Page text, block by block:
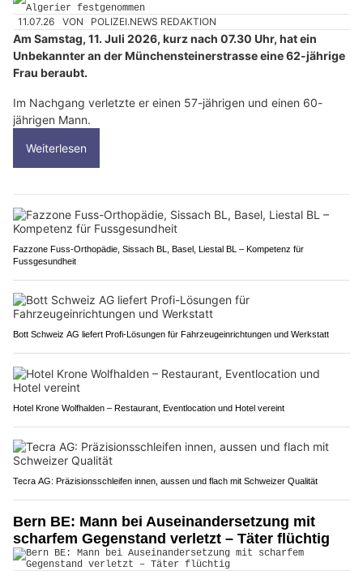
11.07.26 VON POLIZEI.NEWS REDAKTION
Am Samstag, 11. Juli 2026, kurz nach 07.30 Uhr, hat ein
Unbekannter an der Münchensteinerstrasse eine 62-jährige
Frau beraubt.
Im Nachgang verletzte er einen 57-jährigen und einen 60-
jährigen Mann.
Weiterlesen
Fazzone Fuss-Orthopädie, Sissach BL, Basel, Liestal BL – Kompetenz für
Fussgesundheit
Bott Schweiz AG liefert Profi-Lösungen für Fahrzeugeinrichtungen und Werkstatt
Hotel Krone Wolfhalden – Restaurant, Eventlocation und Hotel vereint
Tecra AG: Präzisionsschleifen innen, aussen und flach mit Schweizer Qualität
Bern BE: Mann bei Auseinandersetzung mit
scharfem Gegenstand verletzt – Täter flüchtig